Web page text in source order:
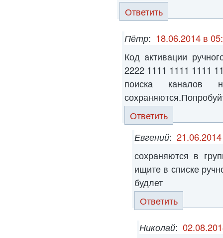
Ответить
Пётр: 18.06.2014 в
Код активации
2222 1111 1111 1111
поиска
Ответить
Евгений:
сохраняются в
ищите в списке
будлет
Ответить
Николай: